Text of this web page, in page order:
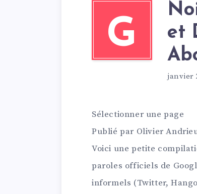
G
et
janvier
Sélectionner une page
Publié par Olivier
Voici une petite
paroles officiels de
informels (Twitter,